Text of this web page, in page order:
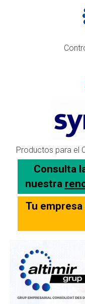
Productos para el
Consulta
nuestra
Tu empresa